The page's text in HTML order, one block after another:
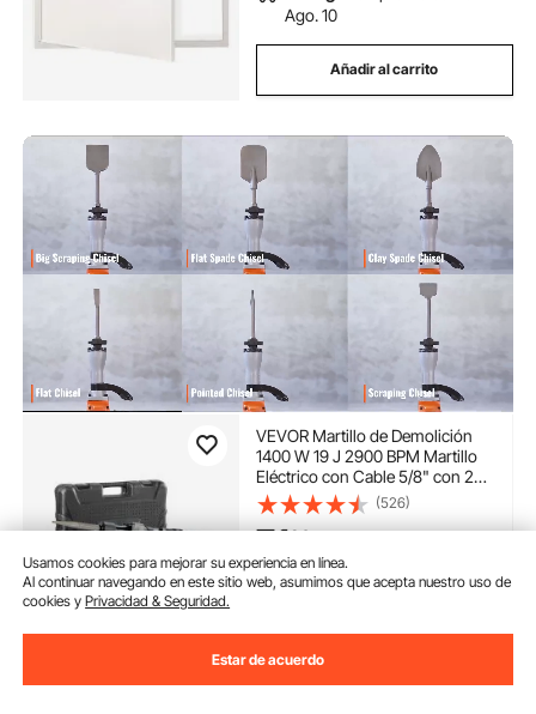
Ago. 10
Añadir al carrito
VEVOR Martillo de Demolición
1400 W 19 J 2900 BPM Martillo
Eléctrico con Cable 5/8" con 2
Cinceles Reemplazables Mango
Giratorio 360° Rompe Hormigón
Antivibración para Cincelar
Construcción Fontanería
(526)
7190€
Disponible
Lun. Ago. 10
Añadir al carrito
Usamos cookies para mejorar su experiencia en línea.
Al continuar navegando en este sitio web, asumimos que acepta nuestro uso de
cookies yPrivacidad & Seguridad.
Estar de acuerdo